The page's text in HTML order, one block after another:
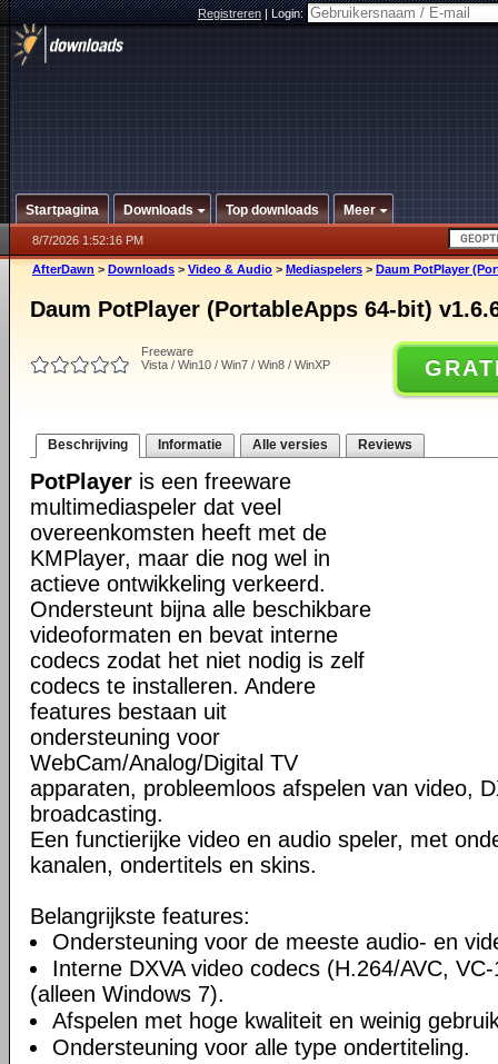
Registreren|Login:
Startpagina Downloads Top downloads Meer
8/7/2026 1:52:16 PM
AfterDawn > Downloads > Video & Audio > Mediaspelers > Daum PotPlayer
Daum PotPlayer (PortableApps 64-bit)
Freeware
Vista / Win10 / Win7 / Win8 / WinXP
Beschrijving Informatie Alle versies Reviews
PotPlayer is een freeware
multimediaspeler dat veel
overeenkomsten heeft met de
KMPlayer, maar die nog wel in
actieve ontwikkeling verkeerd.
Ondersteunt bijna alle beschikbare
videoformaten en bevat interne
codecs zodat het niet nodig is zelf
codecs te installeren. Andere
features bestaan uit
ondersteuning voor
WebCam/Analog/Digital TV
apparaten, probleemloos afspelen van video,
broadcasting.
Een functierijke video en audio speler, met
kanalen, ondertitels en skins.
Belangrijkste features:
Ondersteuning voor de meeste audio- en
Interne DXVA video codecs (H.264/AVC,
(alleen Windows 7).
Afspelen met hoge kwaliteit en weinig
Ondersteuning voor alle type ondertiteling.